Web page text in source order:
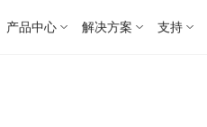
产品中心 解决方案 支持